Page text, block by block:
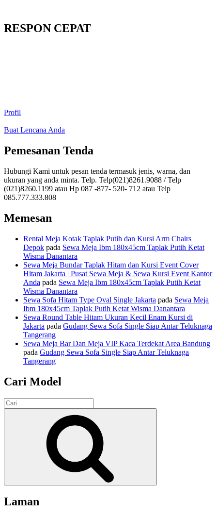
RESPON CEPAT
Profil
Buat Lencana Anda
Pemesanan Tenda
Hubungi Kami untuk pesan tenda termasuk jenis, warna, dan
ukuran yang anda minta. Telp. Telp(021)8261.9088 / Telp
(021)8260.1199 atau Hp 087 -877- 520- 712 atau Telp
085.777.333.808
Memesan
Rental Meja Kotak Taplak Putih dan Kursi Arm Chairs
Depok pada Sewa Meja Ibm 180x45cm Taplak Putih Ketat
Wisma Danantara
Sewa Meja Bundar Taplak Hitam dan Kursi Event Cover
Hitam Jakarta | Pusat Sewa Meja & Sewa Kursi Event Kantor
Anda pada Sewa Meja Ibm 180x45cm Taplak Putih Ketat
Wisma Danantara
Sewa Sofa Hitam Type Oval Single Jakarta pada Sewa Meja
Ibm 180x45cm Taplak Putih Ketat Wisma Danantara
Sewa Round Table Hitam Ukuran Kecil Enam Kursi di
Jakarta pada Gudang Sewa Sofa Single Siap Antar Teluknaga
Tangerang
Sewa Meja Bar Dan Meja VIP Kaca Terdekat Area Bandung
pada Gudang Sewa Sofa Single Siap Antar Teluknaga
Tangerang
Cari Model
Pencarian
untuk:
Laman